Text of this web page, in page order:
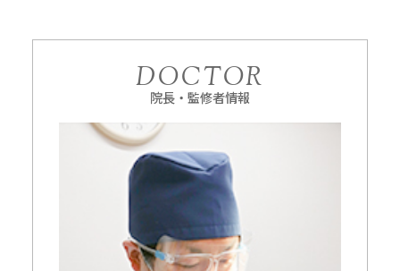
DOCTOR
院長・監修者情報